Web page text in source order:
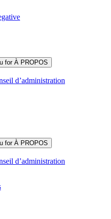
for À PROPOS
d’administration
for À PROPOS
d’administration